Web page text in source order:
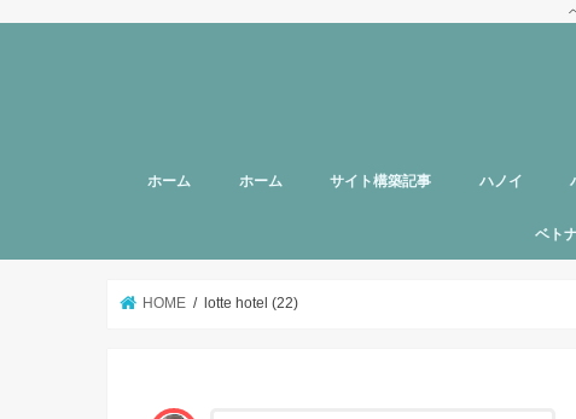
ホーム ホーム サイト構築記事 ハノイ
旅行者向け
マッサージ
ヘルスケア
ハノイ近郊観光
アンケートベト
HOME lotte hotel (22)